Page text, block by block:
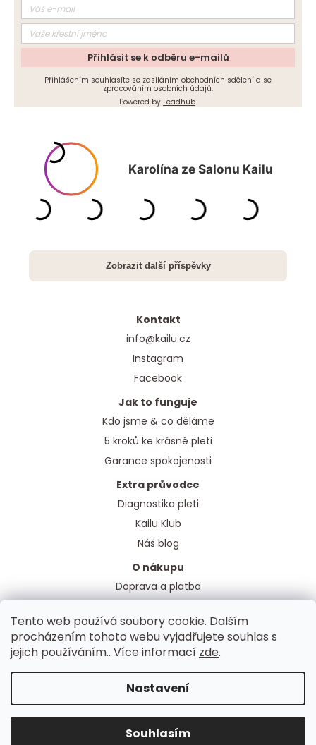
Tento web používá soubory cookie. Dalším
procházením tohoto webu vyjadřujete souhlas s
jejich používáním.. Více informací zde.
Nastavení
Souhlasím
Přihlásit se k odběru e-mailů
Přihlášením souhlasíte se zasíláním obchodních sdělení a se
zpracováním osobních údajů.
Powered by Leadhub.
Kontakt
info@kailu.cz
Instagram
Facebook
Jak to funguje
Kdo jsme & co děláme
5 kroků ke krásné pleti
Garance spokojenosti
Extra průvodce
Diagnostika pleti
Kailu Klub
Náš blog
O nákupu
Doprava a platba
Ochrana osobních údajů
á Vytvořil Shoptet
. Všechna práva vyhrazena.